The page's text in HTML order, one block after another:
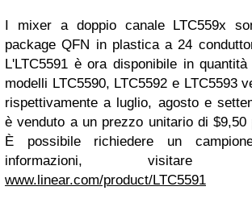
I mixer a doppio canale LTC559x
package QFN in plastica a 24
L'LTC5591 è ora disponibile in
modelli LTC5590, LTC5592 e LTC5593
rispettivamente a luglio, agosto e
è venduto a un prezzo unitario di $9,50
È possibile richiedere un
informazioni,
www.linear.com/product/LTC5591